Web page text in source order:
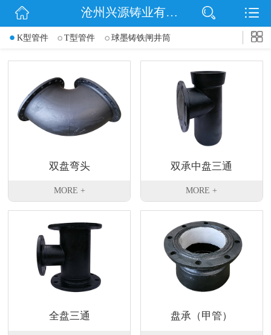
网站首页
信息动态
产品展示
企业文化
联系我们
沧州兴源铸业有限公司
K型管件 T型管件 球墨铸铁闸井筒
双盘弯头
MORE +
双承中盘三通
MORE +
全盘三通 盘承（甲管）